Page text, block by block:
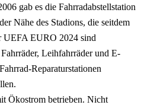
gab es die Fahrradabstellstation
Nähe des Stadions, die seitdem
UEFA EURO 2024 sind
Leihfahrräder und E-
Reparaturstationen
Ökostrom betrieben. Nicht